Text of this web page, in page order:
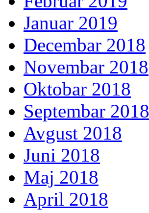
Januar 2019
Decembar 2018
Novembar 2018
Oktobar 2018
Septembar 2018
Avgust 2018
Juni 2018
Maj 2018
April 2018